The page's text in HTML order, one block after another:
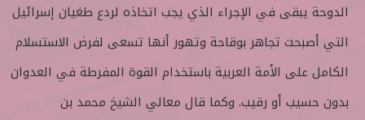
الدوحة يبقى في الإجراء الذي يجب اتخاذه لردع طغيان إسرائيل
التي أصبحت تجاهر بوقاحة وتهور أنها تسعى لفرض الاستسلام
الكامل على الأمة العربية باستخدام القوة المفرطة في العدوان
بدون حسيب أو رقيب. وكما قال معالي الشيخ محمد بن